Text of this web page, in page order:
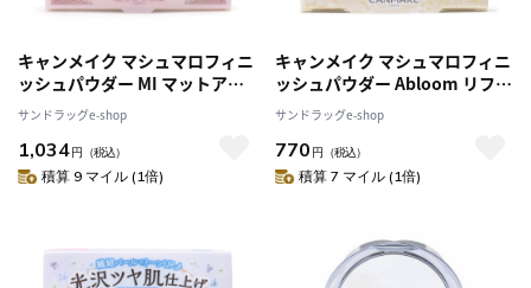
キャンメイク マシュマロフィニ
ッシュパウダー MI マットアイ
ボリーオークル 10g
サンドラッグe-shop
1,034円 （税込）
積算 9 マイル (1倍)
キャンメイク マシュマロフィニ
ッシュパウダー Abloom リフィ
ル 03 プルメリアリース 4.0g
サンドラッグe-shop
770 円 （税込）
積算 7 マイル (1倍)